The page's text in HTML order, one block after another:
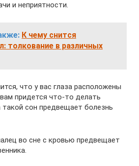
и неприятности.
К чему снится
толкование в различных
что у вас глаза расположены
придется что-то делать
такой сон предвещает болезнь
во сне с кровью предвещает